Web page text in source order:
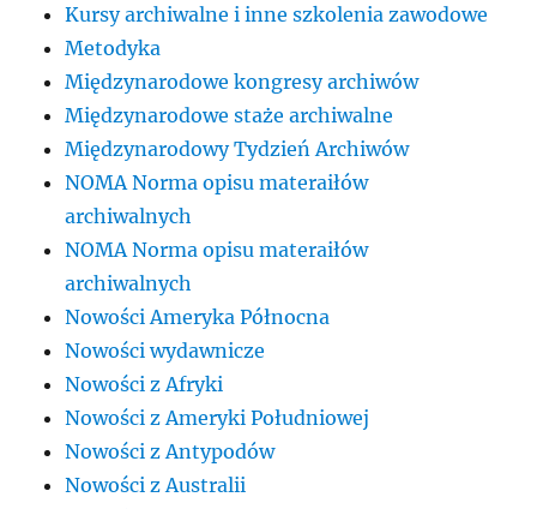
Kursy archiwalne i inne szkolenia zawodowe
Metodyka
Międzynarodowe kongresy archiwów
Międzynarodowe staże archiwalne
Międzynarodowy Tydzień Archiwów
NOMA Norma opisu materaiłów
archiwalnych
NOMA Norma opisu materaiłów
archiwalnych
Nowości Ameryka Północna
Nowości wydawnicze
Nowości z Afryki
Nowości z Ameryki Południowej
Nowości z Antypodów
Nowości z Australii